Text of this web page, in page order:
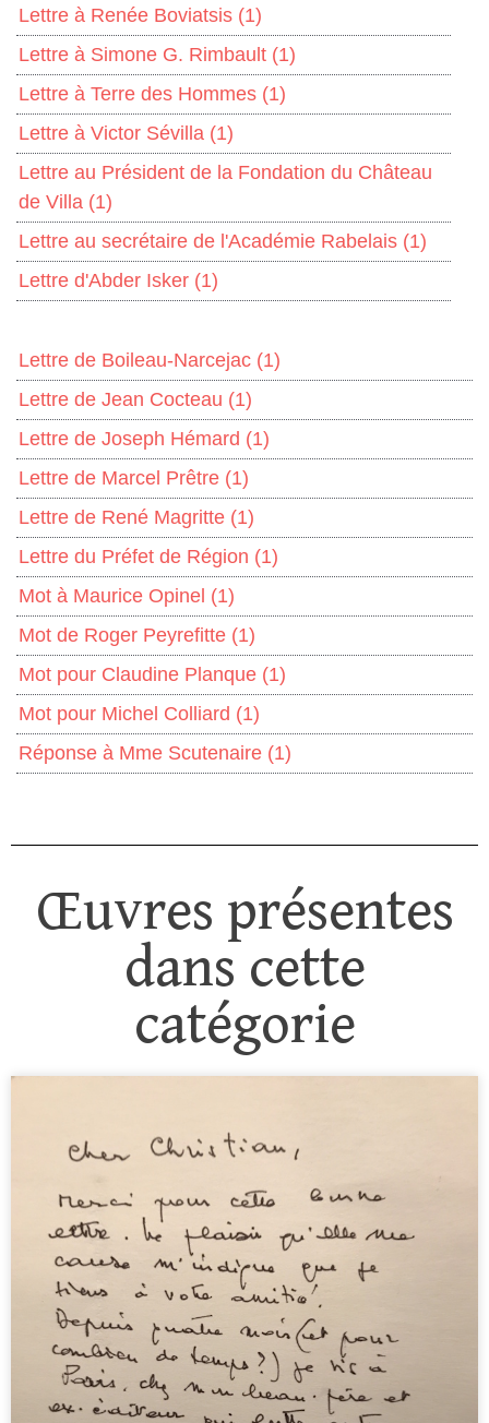
Lettre à Renée Boviatsis (1)
Lettre à Simone G. Rimbault (1)
Lettre à Terre des Hommes (1)
Lettre à Victor Sévilla (1)
Lettre au Président de la Fondation du Château
de Villa (1)
Lettre au secrétaire de l'Académie Rabelais (1)
Lettre d'Abder Isker (1)
Lettre de Boileau-Narcejac (1)
Lettre de Jean Cocteau (1)
Lettre de Joseph Hémard (1)
Lettre de Marcel Prêtre (1)
Lettre de René Magritte (1)
Lettre du Préfet de Région (1)
Mot à Maurice Opinel (1)
Mot de Roger Peyrefitte (1)
Mot pour Claudine Planque (1)
Mot pour Michel Colliard (1)
Réponse à Mme Scutenaire (1)
Œuvres présentes
dans cette
catégorie